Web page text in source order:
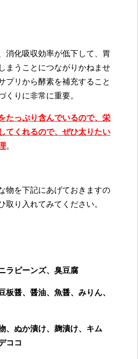
消化吸収効率が低下して、胃
まうことにつながりかねませ
プリから酵素を補充すること
くりに非常に重要。
たっぷり含んでいるので、栄
てくれるので、ぜひ太りたい
。
物を下記にあげておきますの
取り入れてみてください。
ラビーンズ、臭豆腐
板醤、醤油、魚醤、みりん、
、ぬか漬け、麹漬け、キム
ココ